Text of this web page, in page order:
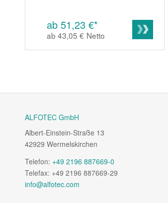
ab 51,23 €*
ab 43,05 € Netto
ALFOTEC GmbH
Albert-Einstein-Straße 13
42929 Wermelskirchen
Telefon: +49 2196 887669-0
Telefax: +49 2196 887669-29
info@alfotec.com